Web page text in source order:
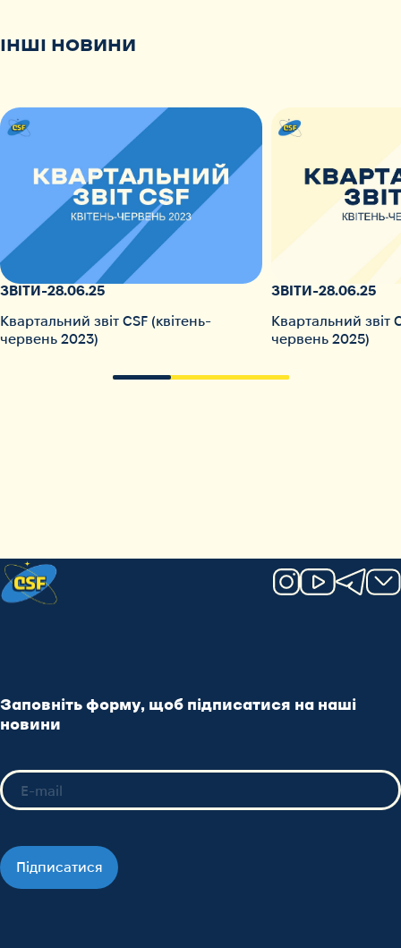
ІНШІ НОВИНИ
ЗВІТИ-28.06.25
Квартальний звіт CSF (квітень-
червень 2023)
ЗВІТИ-28.06.25
Квартальний звіт
червень 2025)
Заповніть форму, щоб підписатися на наші
новини
Підписатися